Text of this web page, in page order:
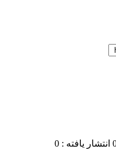
انتشار یافته : 0